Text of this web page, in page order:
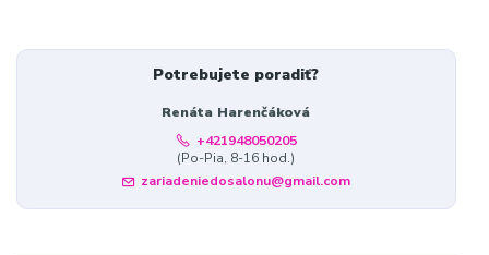
Potrebujete poradiť?
Renáta Harenčáková
+421948050205
(Po-Pia, 8-16 hod.)
zariadeniedosalonu@gmail.com